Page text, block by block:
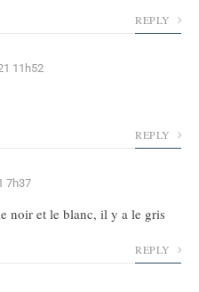
REPLY
11h52
REPLY
7h37
noir et le blanc, il y a le gris
REPLY